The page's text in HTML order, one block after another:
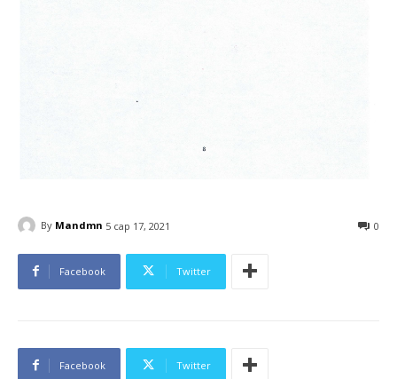
By Mandmn 5 сар 17, 2021 0
Facebook Twitter
Facebook Twitter